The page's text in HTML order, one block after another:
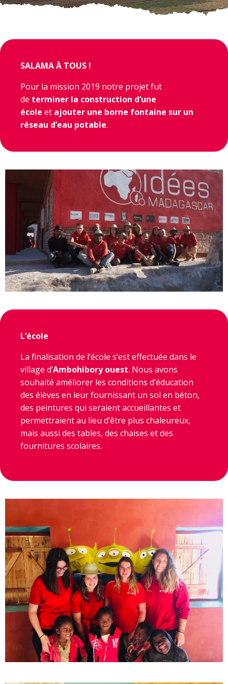
SALAMA À TOUS !
Pour la mission 2019 notre projet fut
de terminer la construction d’une
école et ajouter une borne fontaine sur un
réseau d’eau potable.
L’école
La finalisation de l’école s’est effectuée dans le
village d’Ambohibory ouest. Nous avons
souhaité améliorer les conditions d’éducation
des élèves en leur fournissant un sol en béton,
des peintures qui seraient accueillantes et
permettraient au lieu d’être plus chaleureux,
mais aussi des tables, des chaises et des
fournitures scolaires.